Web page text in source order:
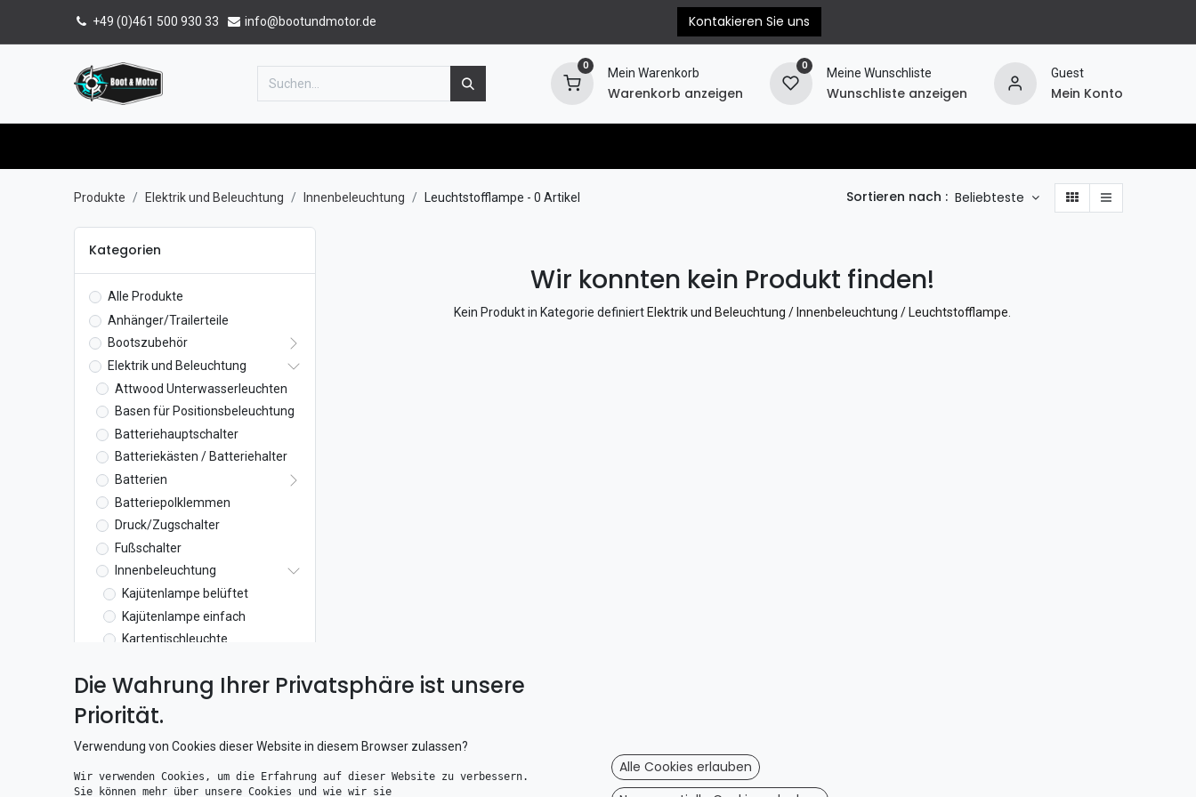
+49 (0)461 500 930 33 info@bootundmotor.de Kontakieren Sie uns
0
Mein Warenkorb
Warenkorb anzeigen
0
Meine Wunschliste
Wunschliste anzeigen
Guest
Mein Konto
Produkte Elektrik und Beleuchtung Innenbeleuchtung Leuchtstofflampe - 0 Artikel Sortieren nach : Beliebteste
Kategorien
Alle Produkte
Anhänger/Trailerteile
Bootszubehör
Elektrik und Beleuchtung
Attwood Unterwasserleuchten
Basen für Positionsbeleuchtung
Batteriehauptschalter
Batteriekästen / Batteriehalter
Batterien
Batteriepolklemmen
Druck/Zugschalter
Fußschalter
Innenbeleuchtung
Kajütenlampe belüftet
Kajütenlampe einfach
Kartentischleuchte
Leselampe
Leuchtstofflampe
Orientierungsleuchten
Retro Lampen
Wir konnten kein Produkt finden!
Kein Produkt in Kategorie definiert Elektrik und Beleuchtung / Innenbeleuchtung / Leuchtstofflampe
Die Wahrung Ihrer Privatsphäre ist unsere
Priorität.
Verwendung von Cookies dieser Website in diesem Browser zulassen?
Wir verwenden Cookies, um die Erfahrung auf dieser Website zu verbessern.
Sie können mehr über unsere Cookies und wie wir sie
Alle Cookies erlauben